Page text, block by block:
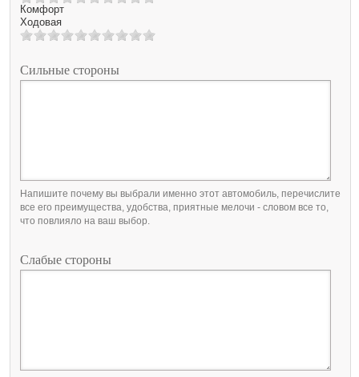
Комфорт
Ходовая
Сильные стороны
Напишите почему вы выбрали именно этот автомобиль, перечислите
все его преимущества, удобства, приятные мелочи - словом все то,
что повлияло на ваш выбор.
Слабые стороны